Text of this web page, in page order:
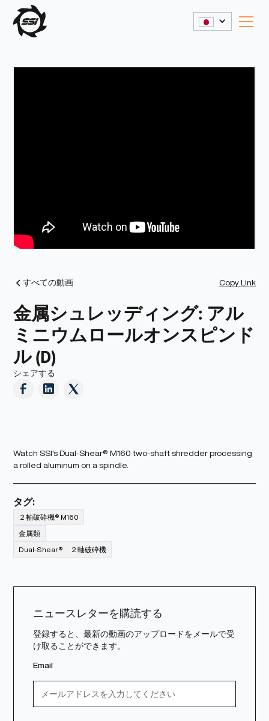
すべての動画 Copy Link
金属シュレッディング: アル
ミニウムロールオンスピンド
ル (D)
シェアする
Watch SSI's Dual-Shear® M160 two-shaft shredder processing
a rolled aluminum on a spindle.
タグ:
２軸破砕機® M160
金属類
Dual-Shear® ２軸破砕機
ニュースレターを購読する
登録すると、最新の動画のアップロードをメールで受
け取ることができます。
Email